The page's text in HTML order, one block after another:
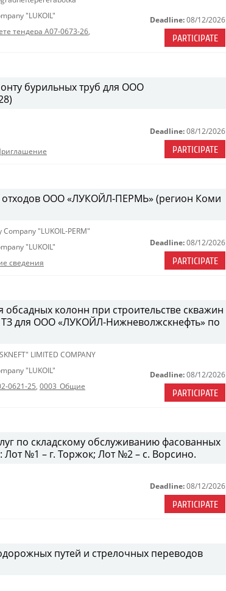
"LUKOIL"
тендера A07-0673-26,
Deadline: 08/12/2026
PARTICIPATE
бурильных труб для ООО
Deadline: 08/12/2026
PARTICIPATE
отходов ООО «ЛУКОЙЛ-ПЕРМЬ» (регион Коми
"LUKOIL-PERM"
"LUKOIL"
сведения
Deadline: 08/12/2026
PARTICIPATE
обсадных колонн при строительстве скважин
для ООО «ЛУКОЙЛ-Нижневолжскнефть» по
LIMITED COMPANY
"LUKOIL"
0621-25, 0003_Общие
Deadline: 08/12/2026
PARTICIPATE
по складскому обслуживанию фасованных
Лот №1 – г. Торжок; Лот №2 – с. Ворсино.
Deadline: 08/12/2026
PARTICIPATE
путей и стрелочных переводов